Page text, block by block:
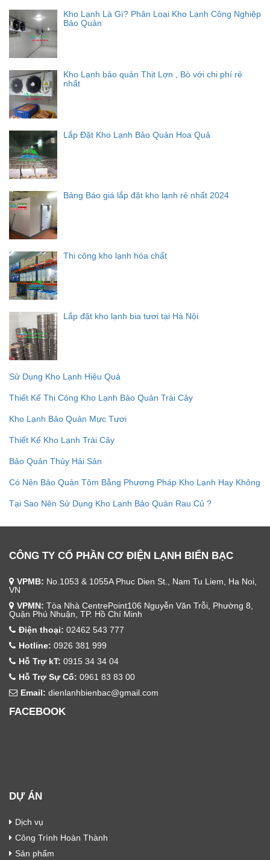
Kho Lạnh Là Gì? Phân Loại Kho Lạnh Công Nghiệp
Bảo Quản
Kho Lạnh bảo quản Thịt Lợn , Bò với chi phí rẻ
nhất
Lắp Đặt Kho Lạnh Bảo Quản Hoa Quả
Bảng Báo giá lắp đặt kho lạnh rẻ nhất 2024
Thi công kho lạnh hóa chất
Lắp đặt kho lạnh bia tươi tại Hà Nội
Sử Dụng Kho Lạnh Hiệu Quả
Thiết Kế Thi Công Kho Lạnh Bảo Quản Trái Cây
Kho Lạnh Bảo Quản Mực Tươi
Thiết Kế Kho Lạnh Trái Cây
Bảo Quản Thủy Hải Sản
Có Nên Bảo Quản Tôm Bằng Phương Pháp Kho Lạnh Hay Không
Tại Sao Nên Sử Dụng Kho Lạnh Bảo Quản Rau Củ ?
CÔNG TY CỔ PHẦN CƠ ĐIỆN LẠNH BIỂN BẠC
VPMB: No.1053 & 1055A Phuc Dien St., Nam Tu Liem, Ha Noi,
VN
VPMN: Tòa Nhà CentrePoint106 Nguyễn Văn Trỗi, Phường 8,
Quận Phú Nhuận, TP. Hồ Chí Minh
Điện thoại: 02462 543 777
Hotline: 0926 381 999
Hỗ Trợ kT: 0915 34 34 04
Hỗ Trợ Sự Cố: 0961 83 83 00
Email: dienlanhbienbac@gmail.com
FACEBOOK
DỰ ÁN
Dịch vụ
Công Trình Hoàn Thành
Sản phẩm